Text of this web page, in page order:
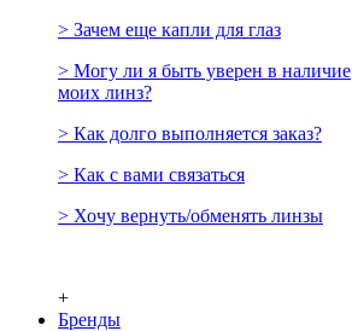
> Зачем еще капли для глаз
> Могу ли я быть уверен в наличие
моих линз?
> Как долго выполняется заказ?
> Как с вами связаться
> Хочу вернуть/обменять линзы
+
Бренды